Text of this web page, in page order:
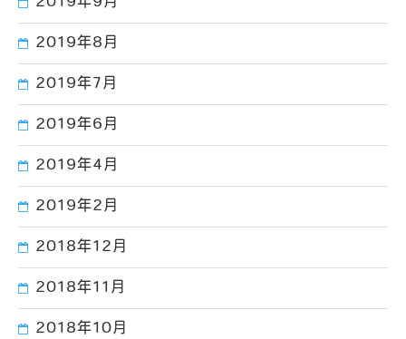
2019年8月
2019年7月
2019年6月
2019年4月
2019年2月
2018年12月
2018年11月
2018年10月